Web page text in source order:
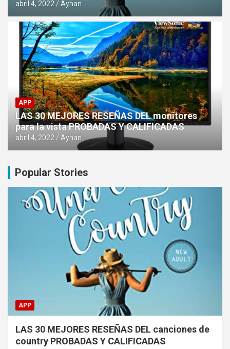
abril 4, 2022 Ayhan
APP
LAS 30 MEJORES RESEÑAS DEL monitores
para la vista PROBADAS Y CALIFICADAS
abril 4, 2022 Ayhan
Popular Stories
APP
LAS 30 MEJORES RESEÑAS DEL canciones de
country PROBADAS Y CALIFICADAS